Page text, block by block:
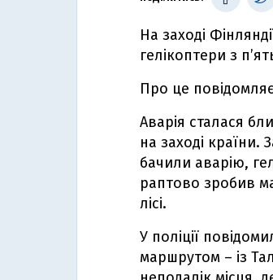
На заході
гелікоптери з
Про це повідомляє
Аварія сталася
на заході країни.
бачили аварію,
раптово зробив
лісі.
У поліції
маршрутом – із